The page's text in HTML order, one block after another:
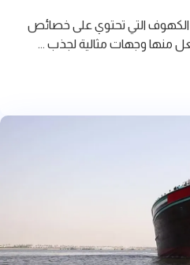
التي تحتوي على خصائص
منها وجهات مثالية لجذب ...